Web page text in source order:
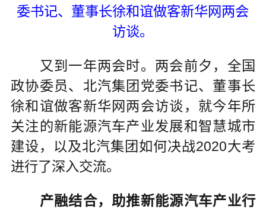
委书记、董事长徐和谊做客新华网两会
访谈。
又到一年两会时。两会前夕，全国
政协委员、北汽集团党委书记、董事长
徐和谊做客新华网两会访谈，就今年所
关注的新能源汽车产业发展和智慧城市
建设，以及北汽集团如何决战2020大考
进行了深入交流。
产融结合，助推新能源汽车产业行